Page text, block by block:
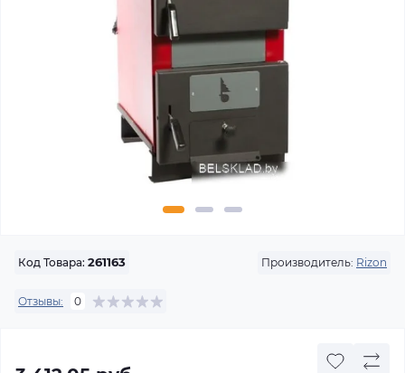
Код Товара: 261163 Производитель: Rizon
Отзывы: 0